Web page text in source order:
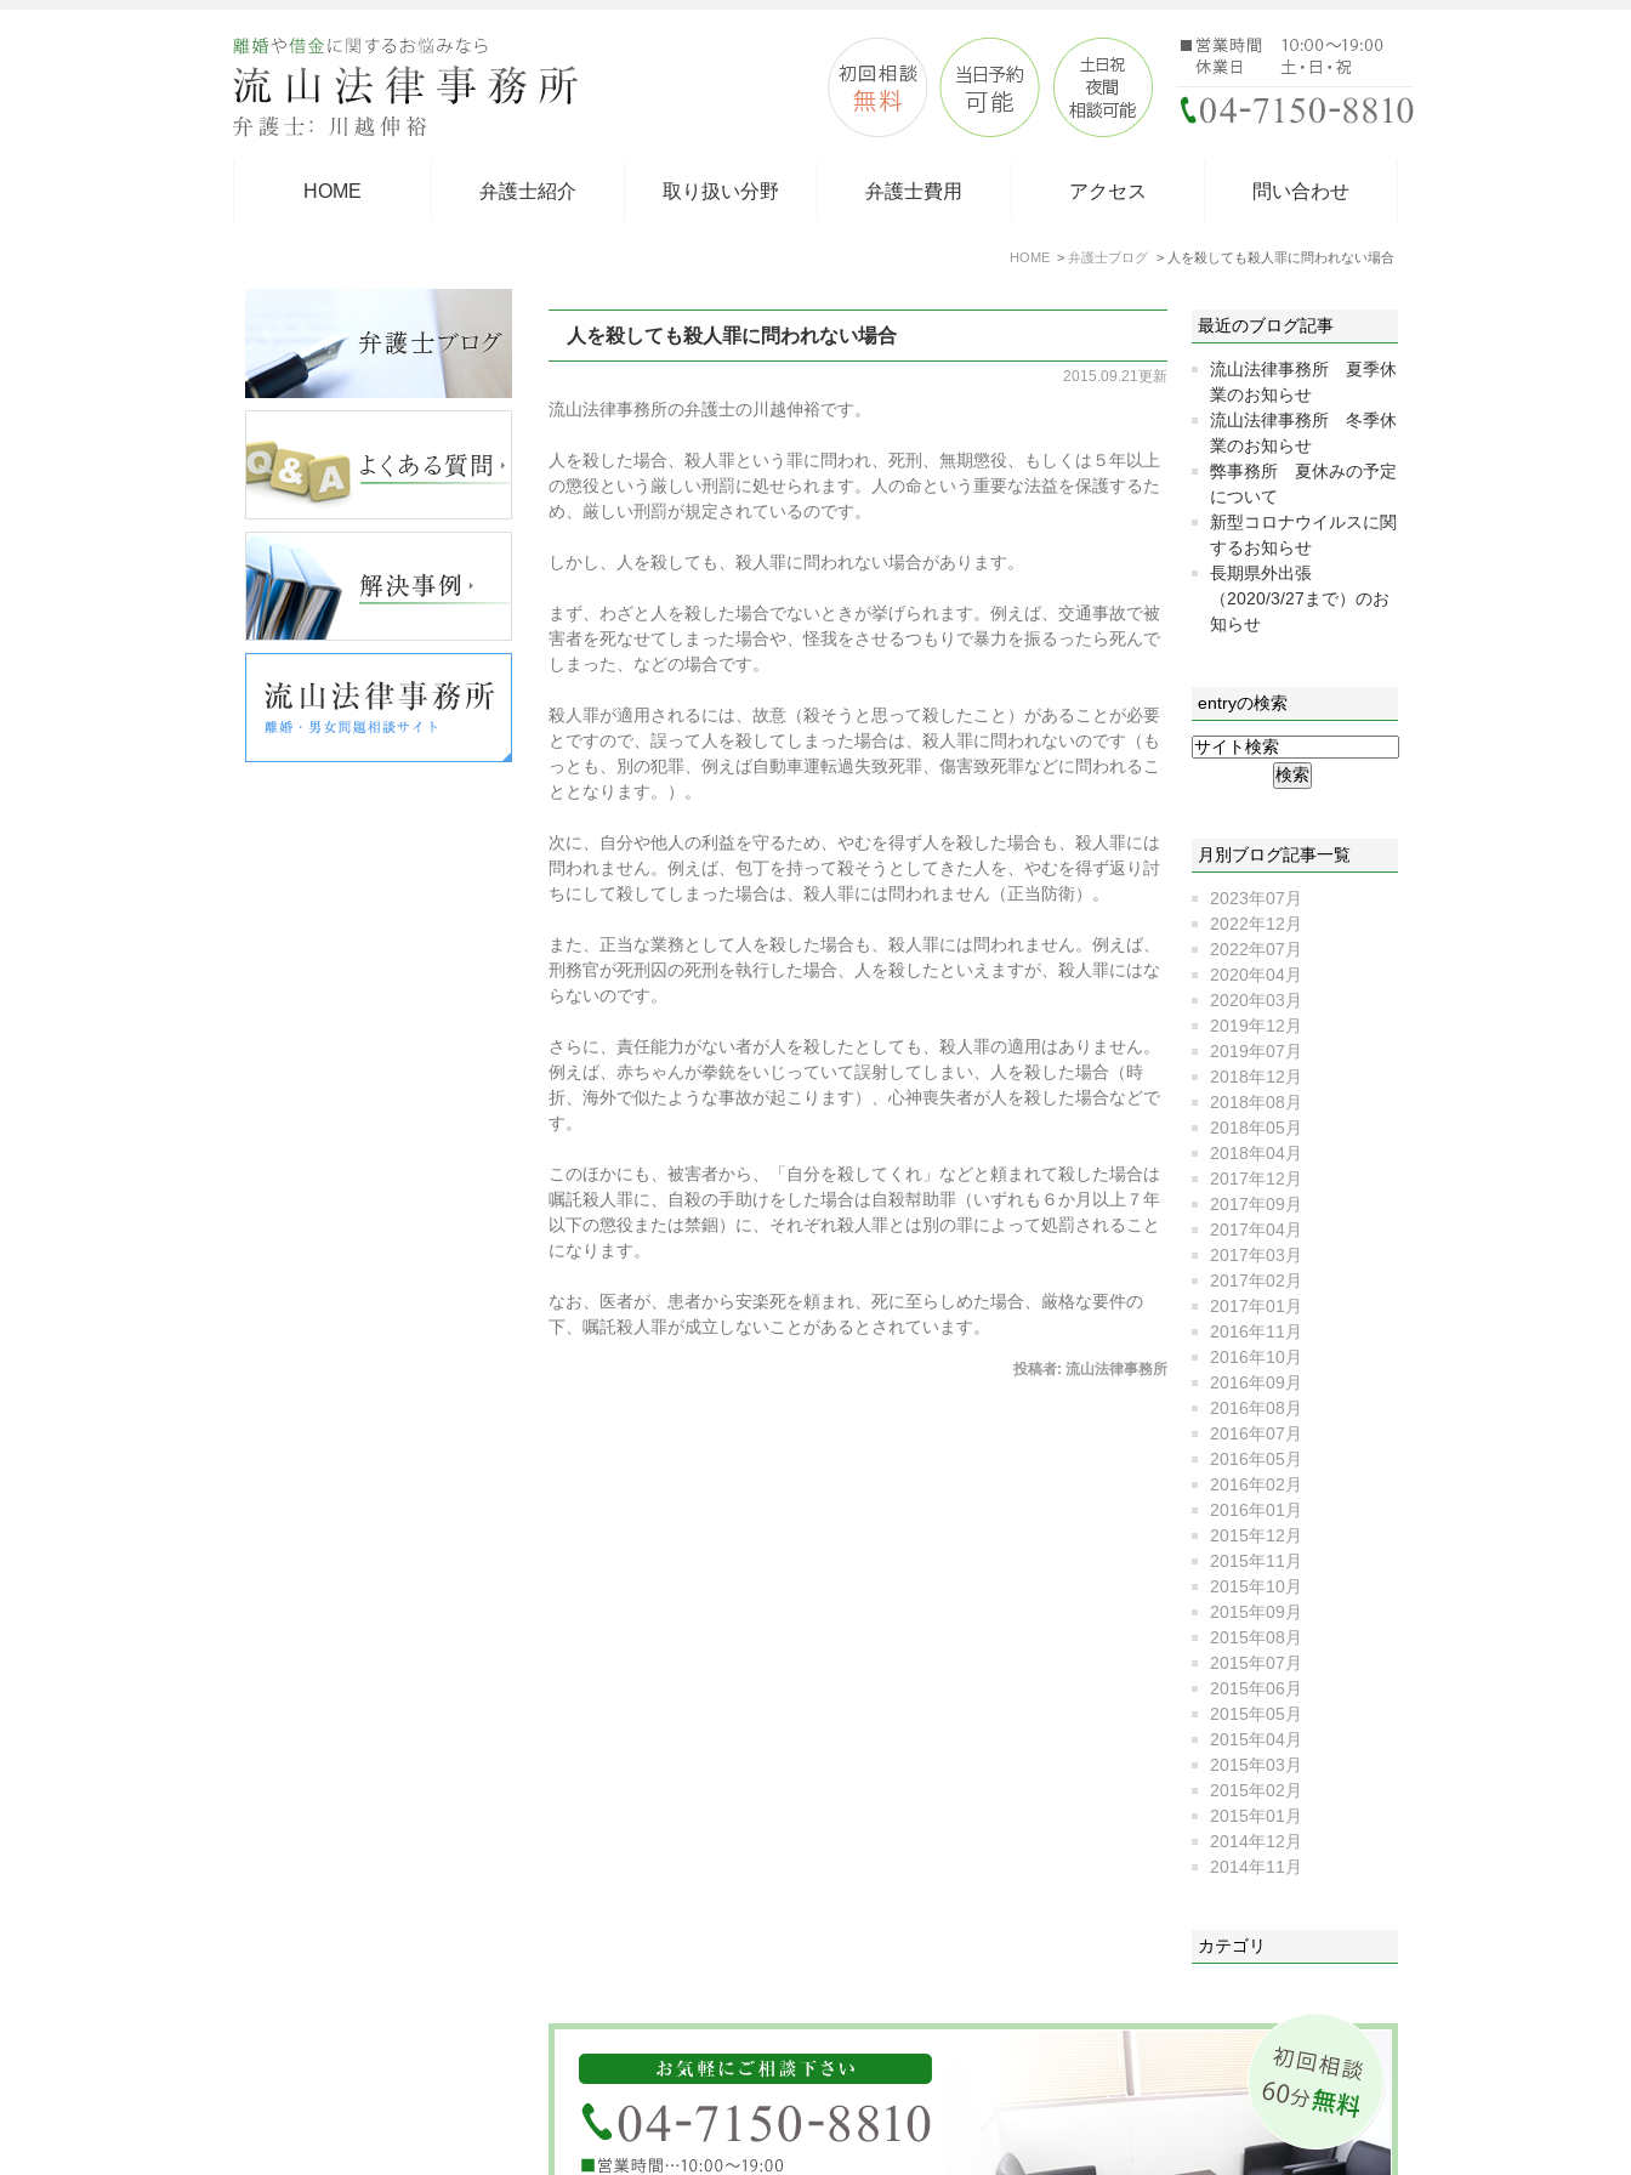
HOME 弁護士紹介 取り扱い分野 弁護士費用 アクセス 問い合わせ
HOME 弁護士ブログ 人を殺しても殺人罪に問われない場合
人を殺しても殺人罪に問われない場合
2015.09.21更新
流山法律事務所の弁護士の川越伸裕です。
人を殺した場合、殺人罪という罪に問われ、死刑、無期懲役、もしくは５年以上
の懲役という厳しい刑罰に処せられます。人の命という重要な法益を保護するた
め、厳しい刑罰が規定されているのです。
しかし、人を殺しても、殺人罪に問われない場合があります。
まず、わざと人を殺した場合でないときが挙げられます。例えば、交通事故で被
害者を死なせてしまった場合や、怪我をさせるつもりで暴力を振るったら死んで
しまった、などの場合です。
殺人罪が適用されるには、故意（殺そうと思って殺したこと）があることが必要
とですので、誤って人を殺してしまった場合は、殺人罪に問われないのです（も
っとも、別の犯罪、例えば自動車運転過失致死罪、傷害致死罪などに問われるこ
ととなります。）。
次に、自分や他人の利益を守るため、やむを得ず人を殺した場合も、殺人罪には
問われません。例えば、包丁を持って殺そうとしてきた人を、やむを得ず返り討
ちにして殺してしまった場合は、殺人罪には問われません（正当防衛）。
また、正当な業務として人を殺した場合も、殺人罪には問われません。例えば、
刑務官が死刑囚の死刑を執行した場合、人を殺したといえますが、殺人罪にはな
らないのです。
さらに、責任能力がない者が人を殺したとしても、殺人罪の適用はありません。
例えば、赤ちゃんが拳銃をいじっていて誤射してしまい、人を殺した場合（時
折、海外で似たような事故が起こります）、心神喪失者が人を殺した場合などで
す。
このほかにも、被害者から、「自分を殺してくれ」などと頼まれて殺した場合は
嘱託殺人罪に、自殺の手助けをした場合は自殺幇助罪（いずれも６か月以上７年
以下の懲役または禁錮）に、それぞれ殺人罪とは別の罪によって処罰されること
になります。
なお、医者が、患者から安楽死を頼まれ、死に至らしめた場合、厳格な要件の
下、嘱託殺人罪が成立しないことがあるとされています。
投稿者: 流山法律事務所
最近のブログ記事
流山法律事務所 夏季休
業のお知らせ
流山法律事務所 冬季休
業のお知らせ
弊事務所 夏休みの予定
について
新型コロナウイルスに関
するお知らせ
長期県外出張
（2020/3/27まで）のお
知らせ
entryの検索
月別ブログ記事一覧
2023年07月
2022年12月
2022年07月
2020年04月
2020年03月
2019年12月
2019年07月
2018年12月
2018年08月
2018年05月
2018年04月
2017年12月
2017年09月
2017年04月
2017年03月
2017年02月
2017年01月
2016年11月
2016年10月
2016年09月
2016年08月
2016年07月
2016年05月
2016年02月
2016年01月
2015年12月
2015年11月
2015年10月
2015年09月
2015年08月
2015年07月
2015年06月
2015年05月
2015年04月
2015年03月
2015年02月
2015年01月
2014年12月
2014年11月
カテゴリ